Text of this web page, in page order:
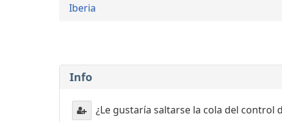
Iberia
Info
¿Le gustaría saltarse la cola del control